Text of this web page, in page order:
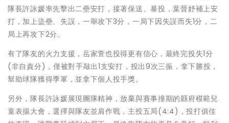
隊長許詠媛率先擊出二壘安打，接著保送、暴投，葉晉妤補上安
打，加上盜壘、失誤，一舉攻下3分，一局下因失誤而失1分，二
局上再攻下2分。
有了隊友的火力支援，岳家萱也投得更有信心，最終完投失1分
(非自責分)，僅被對手敲出1支安打，投出9次三振，拿下勝投，
幫助球隊獲得季軍，並拿下個人投手獎。
另外，隊長許詠媛展現團隊精神，放棄與賽事撞期的縣府模範兒
童表揚大會，選擇與隊友並肩作戰，主投五局(4:4)，投打俱佳